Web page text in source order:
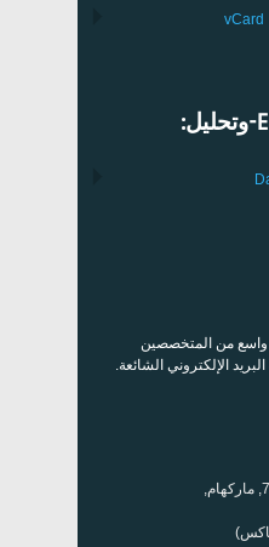
vCard
الإلكتروني الشائعة.